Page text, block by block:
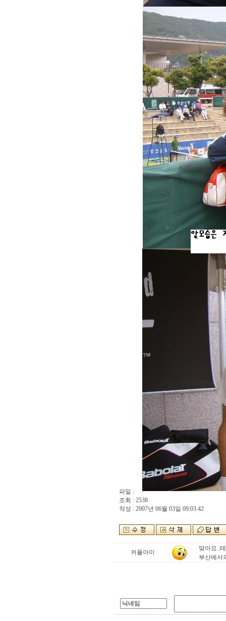
파일 :
조회 : 2538
작성 : 2007년 06월 03일 09:03:42
커플아이
맞아요 ,
부산에서